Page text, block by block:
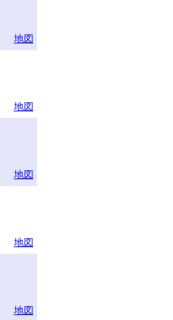
地図
地図
地図
地図
地図